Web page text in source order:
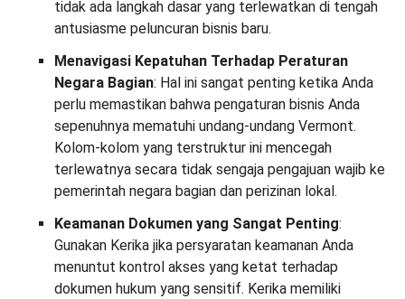
tidak ada langkah dasar yang terlewatkan di tengah
antusiasme peluncuran bisnis baru.
Menavigasi Kepatuhan Terhadap Peraturan
Negara Bagian: Hal ini sangat penting ketika Anda
perlu memastikan bahwa pengaturan bisnis Anda
sepenuhnya mematuhi undang-undang Vermont.
Kolom-kolom yang terstruktur ini mencegah
terlewatnya secara tidak sengaja pengajuan wajib ke
pemerintah negara bagian dan perizinan lokal.
Keamanan Dokumen yang Sangat Penting:
Gunakan Kerika jika persyaratan keamanan Anda
menuntut kontrol akses yang ketat terhadap
dokumen hukum yang sensitif. Kerika memiliki